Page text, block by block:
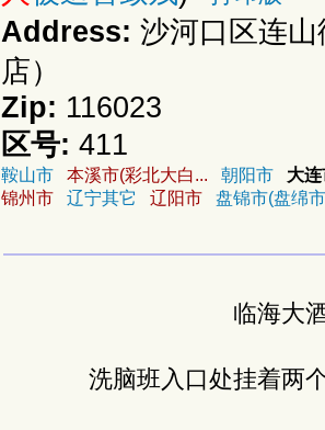
Address: 沙河口区连
店）
Zip: 116023
区号: 411
鞍山市 本溪市(彩北大白... 朝阳市
大
锦州市
辽宁其它 辽阳市 盘锦市(盘绵
临海大
洗脑班入口处挂着两